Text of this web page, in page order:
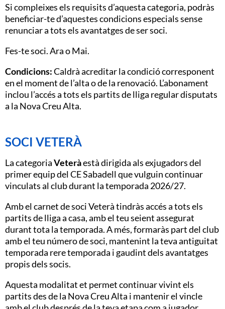
Si compleixes els requisits d’aquesta categoria, podràs
beneficiar-te d’aquestes condicions especials sense
renunciar a tots els avantatges de ser soci.
Fes-te soci. Ara o Mai.
Condicions:Caldrà acreditar la condició corresponent
en el moment de l’alta o de la renovació. L’abonament
inclou l’accés a tots els partits de lliga regular disputats
a la Nova Creu Alta.
SOCI VETERÀ
La categoriaVeteràestà dirigida als exjugadors del
primer equip del CE Sabadell que vulguin continuar
vinculats al club durant la temporada 2026/27.
Amb el carnet de soci Veterà tindràs accés a tots els
partits de lliga a casa, amb el teu seient assegurat
durant tota la temporada. A més, formaràs part del club
amb el teu número de soci, mantenint la teva antiguitat
temporada rere temporada i gaudint dels avantatges
propis dels socis.
Aquesta modalitat et permet continuar vivint els
partits des de la Nova Creu Alta i mantenir el vincle